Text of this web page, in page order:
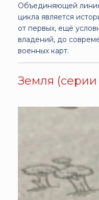
Объединяющей
цикла является
от первых, ещё
владений, до
военных карт.
Земля (серии